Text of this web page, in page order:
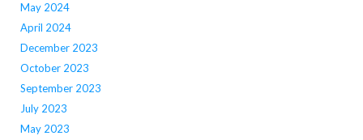
May 2024
April 2024
December 2023
October 2023
September 2023
July 2023
May 2023